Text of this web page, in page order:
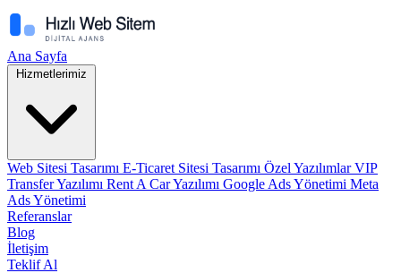
Ana Sayfa
Hizmetlerimiz
Web Sitesi Tasarımı E-Ticaret Sitesi Tasarımı Özel YazılımlarVIP
Transfer Yazılımı Rent A Car Yazılımı Google Ads Yönetimi Meta
Ads Yönetimi
Referanslar
Blog
İletişim
Teklif Al